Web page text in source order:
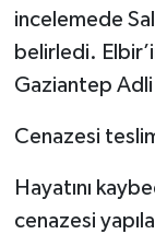
incelemede
belirledi.
Gaziantep Adli
Cenazesi
Hayatını
cenazesi